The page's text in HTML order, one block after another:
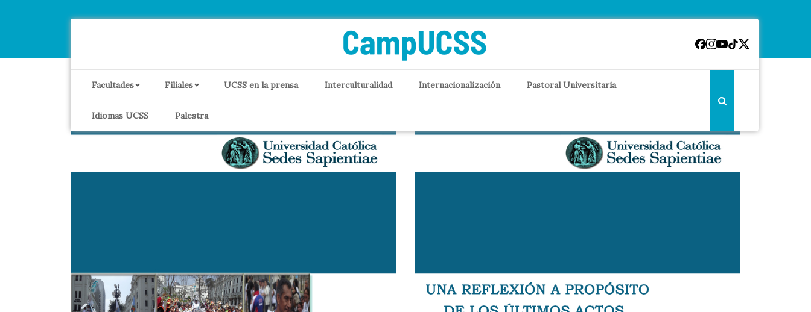
Facultades Filiales UCSS en la prensa Interculturalidad Internacionalización Pastoral Universitaria
Idiomas UCSS Palestra